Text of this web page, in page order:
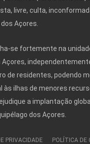
livre, culta,
Açores.
se fortemente na
de residentes, podendo
às ilhas de menores
a implantação
dos Açores.
PRIVACIDADE POLÍTICA DE